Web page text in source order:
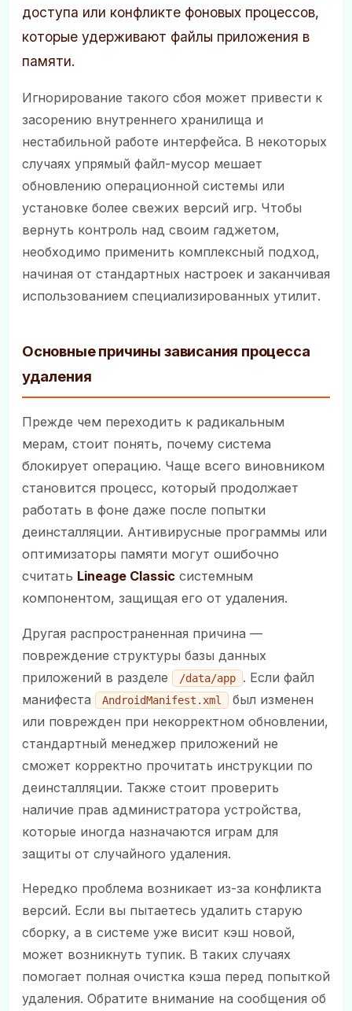
доступа или конфликте фоновых процессов,
которые удерживают файлы приложения в
памяти.
Игнорирование такого сбоя может привести к
засорению внутреннего хранилища и
нестабильной работе интерфейса. В некоторых
случаях упрямый файл-мусор мешает
обновлению операционной системы или
установке более свежих версий игр. Чтобы
вернуть контроль над своим гаджетом,
необходимо применить комплексный подход,
начиная от стандартных настроек и заканчивая
использованием специализированных утилит.
Основные причины зависания процесса
удаления
Прежде чем переходить к радикальным
мерам, стоит понять, почему система
блокирует операцию. Чаще всего виновником
становится процесс, который продолжает
работать в фоне даже после попытки
деинсталляции. Антивирусные программы или
оптимизаторы памяти могут ошибочно
считать Lineage Classic системным
компонентом, защищая его от удаления.
Другая распространенная причина —
повреждение структуры базы данных
приложений в разделе
/data/app
. Если файл
манифеста
AndroidManifest.xml
был изменен
или поврежден при некорректном обновлении,
стандартный менеджер приложений не
сможет корректно прочитать инструкции по
деинсталляции. Также стоит проверить
наличие прав администратора устройства,
которые иногда назначаются играм для
защиты от случайного удаления.
Нередко проблема возникает из-за конфликта
версий. Если вы пытаетесь удалить старую
сборку, а в системе уже висит кэш новой,
может возникнуть тупик. В таких случаях
помогает полная очистка кэша перед попыткой
удаления. Обратите внимание на сообщения об